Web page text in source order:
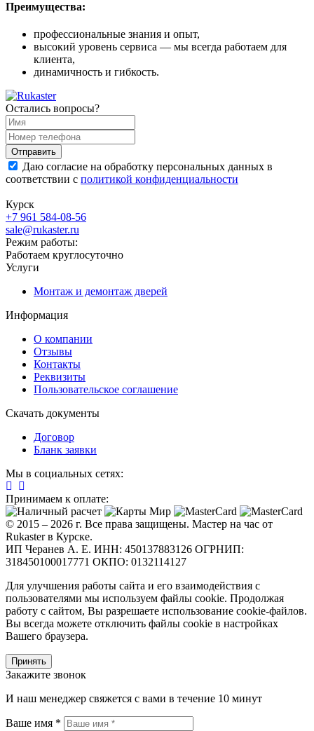
Преимущества:
профессиональные знания и опыт,
высокий уровень сервиса — мы всегда работаем для
клиента,
динамичность и гибкость.
Остались вопросы?
Даю согласие на обработку персональных данных в
соответствии с политикой конфиденциальности
Курск
+7 961 584-08-56
sale@rukaster.ru
Режим работы:
Работаем круглосуточно
Услуги
Монтаж и демонтаж дверей
Информация
О компании
Отзывы
Контакты
Реквизиты
Пользовательское соглашение
Скачать документы
Договор
Бланк заявки
Мы в социальных сетях:
Принимаем к оплате:
© 2015 – 2026 г. Все права защищены. Мастер на час от
Rukaster в Курске.
ИП Черанев А. Е. ИНН: 450137883126 ОГРНИП:
318450100017771 ОКПО: 0132114127
Для улучшения работы сайта и его взаимодействия с
пользователями мы используем файлы cookie. Продолжая
работу с сайтом, Вы разрешаете использование cookie-файлов.
Вы всегда можете отключить файлы cookie в настройках
Вашего браузера.
Принять
Закажите звонок
И наш менеджер свяжется с вами в течение 10 минут
Ваше имя *